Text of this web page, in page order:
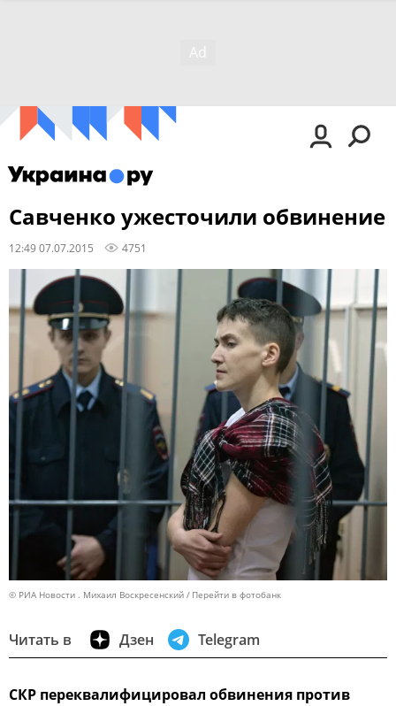
Савченко ужесточили обвинение
12:49 07.07.2015 4751
© РИА Новости . Михаил Воскресенский Перейти в фотобанк
Читать в Дзен Telegram
СКР переквалифицировал обвинения против